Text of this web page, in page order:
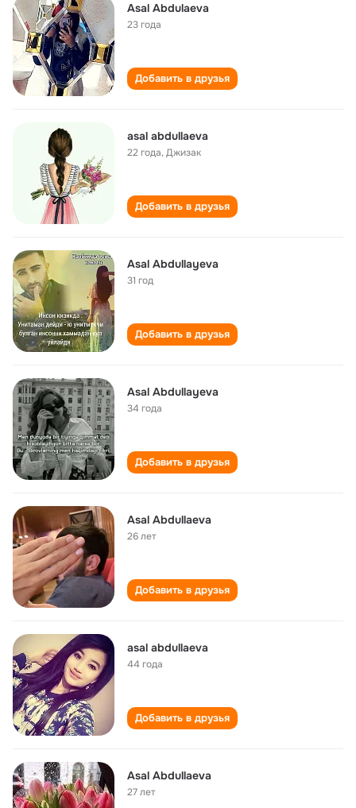
Asal Abdulaeva
23 года
Добавить в друзья
asal abdullaeva
22 года,Джизак
Добавить в друзья
Asal Abdullayeva
31 год
Добавить в друзья
Asal Abdullayeva
34 года
Добавить в друзья
Asal Abdullaeva
26 лет
Добавить в друзья
asal abdullaeva
44 года
Добавить в друзья
Asal Abdullaeva
27 лет